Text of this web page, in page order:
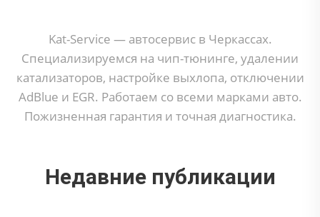
Kat-Service — автосервис в Черкассax.
Специализируемся на чип-тюнинге, удалении
катализаторов, настройке выхлопа, отключении
AdBlue и EGR. Работаем со всеми марками авто.
Пожизненная гарантия и точная диагностика.
Недавние публикации